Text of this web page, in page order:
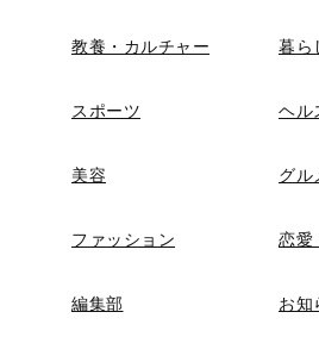
教養・カルチャー 暮ら
スポーツ ヘル
美容 グル
ファッション 恋愛
編集部 お知